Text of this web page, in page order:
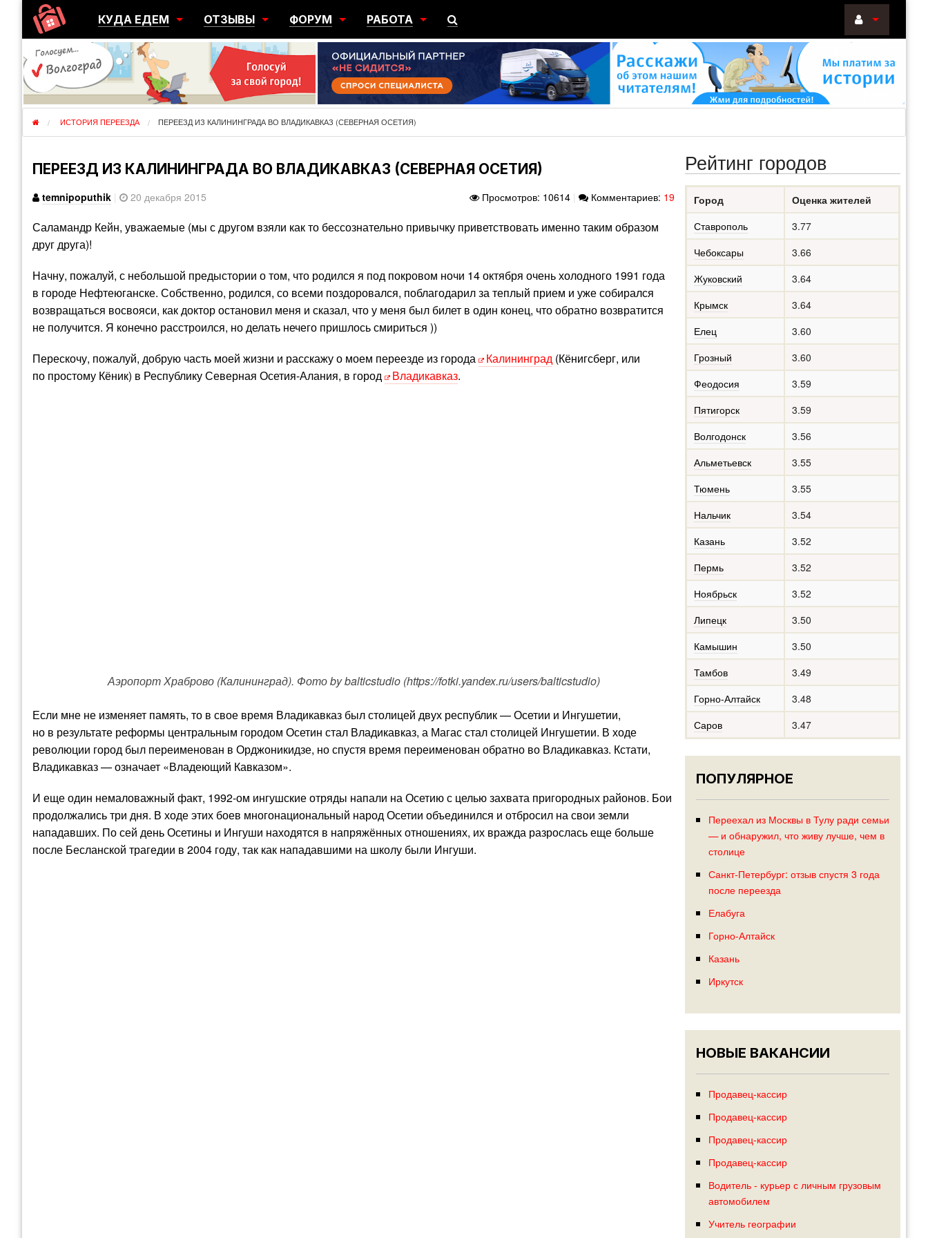
КУДА ЕДЕМ
ГОРОДА
РЕГИОНЫ
ОТЗЫВЫ
ПЕРЕЕЗДЫ
ЭМИГРАЦИЯ
ФОРУМ
ЮЖНЫЙ
РАБОТА
ПОИСК РАБОТЫ
РАЗМЕСТИТЬ ВАКАНСИЮ
Войти
ИСТОРИЯ ПЕРЕЕЗДА ПЕРЕЕЗД ИЗ КАЛИНИНГРАДА ВО ВЛАДИКАВКАЗ (СЕВЕРНАЯ ОСЕТИЯ)
ПЕРЕЕЗД ИЗ КАЛИНИНГРАДА ВО ВЛАДИКАВКАЗ (СЕВЕРНАЯ ОСЕТИЯ)
temnipoputhik 20 декабря 2015 Просмотров: 10614 Комментариев: 19
Саламандр Кейн, уважаемые (мы с другом взяли как то бессознательно привычку приветствовать именно таким образом
друг друга)!
Начну, пожалуй, с небольшой предыстории о том, что родился я под покровом ночи 14 октября очень холодного 1991 года
в городе Нефтеюганске. Собственно, родился, со всеми поздоровался, поблагодарил за теплый прием и уже собирался
возвращаться восвояси, как доктор остановил меня и сказал, что у меня был билет в один конец, что обратно возвратится
не получится. Я конечно расстроился, но делать нечего пришлось смириться ))
Перескочу, пожалуй, добрую часть моей жизни и расскажу о моем переезде из города
Калининград (Кёнигсберг, или
по простому Кёник) в Республику Северная Осетия-Алания, в город
Владикавказ.
Аэропорт Храброво (Калининград). Фото by balticstudio (https://fotki.yandex.ru/users/balticstudio)
Если мне не изменяет память, то в свое время Владикавказ был столицей двух республик — Осетии и Ингушетии,
но в результате реформы центральным городом Осетин стал Владикавказ, а Магас стал столицей Ингушетии. В ходе
революции город был переименован в Орджоникидзе, но спустя время переименован обратно во Владикавказ. Кстати,
Владикавказ — означает «Владеющий Кавказом».
И еще один немаловажный факт, 1992-ом ингушские отряды напали на Осетию с целью захвата пригородных районов. Бои
продолжались три дня. В ходе этих боев многонациональный народ Осетии объединился и отбросил на свои земли
нападавших. По сей день Осетины и Ингуши находятся в напряжённых отношениях, их вражда разрослась еще больше
после Бесланской трагедии в 2004 году, так как нападавшими на школу были Ингуши.
Рейтинг городов
Город
Оценка жителей
Ставрополь
3.77
Чебоксары
3.66
Жуковский
3.64
Крымск
3.64
Елец
3.60
Грозный
3.60
Феодосия
3.59
Пятигорск
3.59
Волгодонск
3.56
Альметьевск
3.55
Тюмень
3.55
Нальчик
3.54
Казань
3.52
Пермь
3.52
Ноябрьск
3.52
Липецк
3.50
Камышин
3.50
Тамбов
3.49
Горно-Алтайск
3.48
Саров
3.47
ПОПУЛЯРНОЕ
Переехал из Москвы в Тулу ради семьи
— и обнаружил, что живу лучше, чем в
столице
Санкт-Петербург: отзыв спустя 3 года
после переезда
Елабуга
Горно-Алтайск
Казань
Иркутск
НОВЫЕ ВАКАНСИИ
Продавец-кассир
Продавец-кассир
Продавец-кассир
Продавец-кассир
Водитель - курьер с личным грузовым
автомобилем
Учитель географии